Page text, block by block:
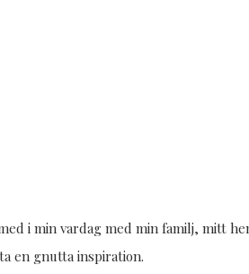
i min vardag med min familj, mitt
en gnutta inspiration.